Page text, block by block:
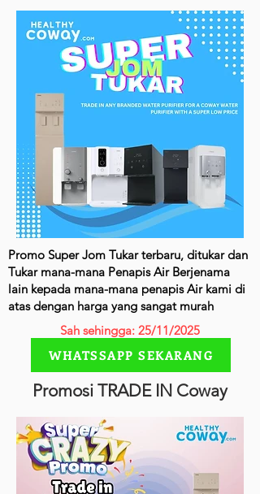
Promo Super Jom Tukar terbaru, ditukar dan
Tukar mana-mana Penapis Air Berjenama
lain kepada mana-mana penapis Air kami di
atas dengan harga yang sangat murah
Sah sehingga: 25/11/2025
WHATSSAPP SEKARANG
Promosi TRADE IN Coway